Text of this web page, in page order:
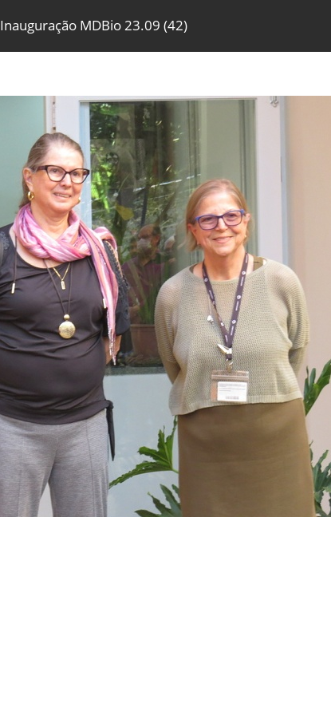
Inauguração MDBio 23.09 (42)